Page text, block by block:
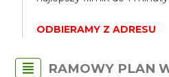
ODBIERAMY Z ADRESU
RAMOWY PLAN